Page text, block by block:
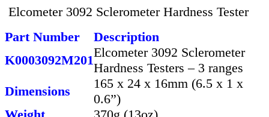
Elcometer 3092 Sclerometer Hardness Tester
Part Number
Description
K0003092M201
Elcometer 3092 Sclerometer
Hardness Testers – 3 ranges
Dimensions
165 x 24 x 16mm (6.5 x 1 x
0.6”)